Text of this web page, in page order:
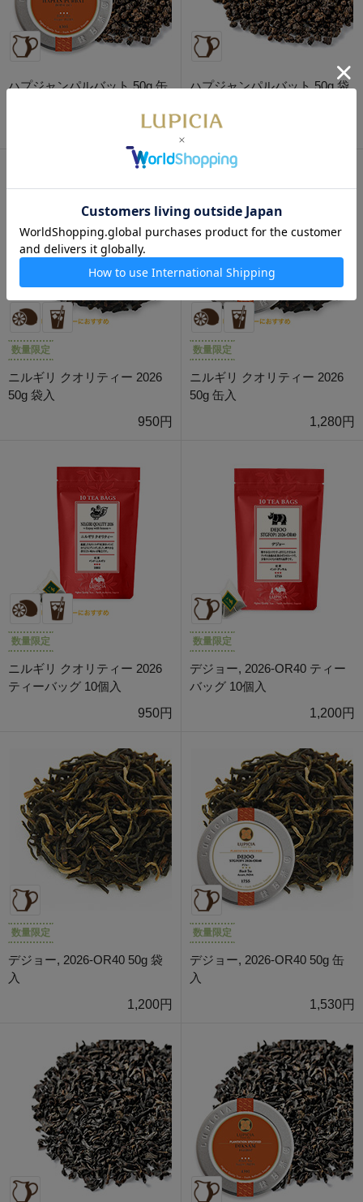
ハプジャンパルバット 50g 缶
960円
ハプジャンパルバット 50g 袋
数量限定
ニルギリ クオリティー 2026
50g 袋入
950円
数量限定
ニルギリ クオリティー 2026
50g 缶入
1,280円
数量限定
ニルギリ クオリティー 2026
ティーバッグ 10個入
950円
数量限定
デジョー, 2026-OR40 ティー
バッグ 10個入
1,200円
数量限定
デジョー, 2026-OR40 50g 袋
入
1,200円
数量限定
デジョー, 2026-OR40 50g 缶
入
1,530円